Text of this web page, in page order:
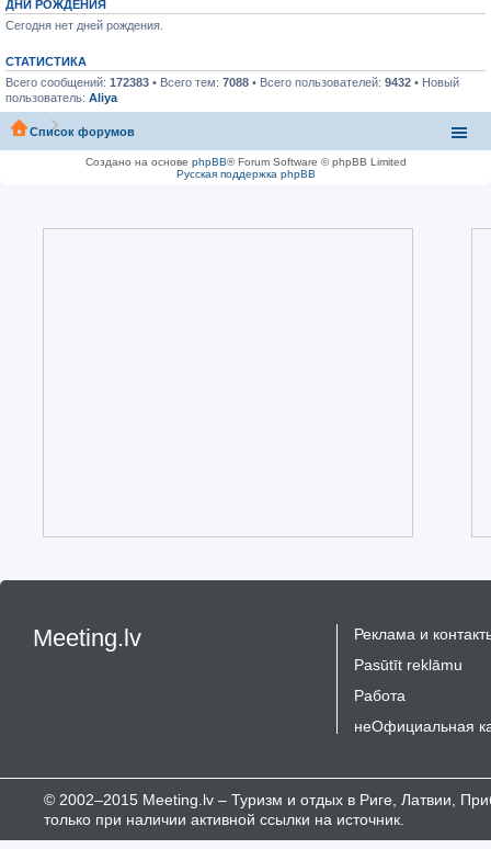
ДНИ РОЖДЕНИЯ
Сегодня нет дней рождения.
СТАТИСТИКА
Всего сообщений: 172383 • Всего тем: 7088 • Всего пользователей: 9432 • Новый
пользователь: Aliya
Список форумов
Создано на основе phpBB® Forum Software © phpBB Limited
Русская поддержка phpBB
Meeting.lv
Реклама и
Pasūtīt reklāmu
Работа
неОфициальная
© 2002–2015 Meeting.lv – Туризм и отдых в Риге, Латвии,
только при наличии активной ссылки на источник.